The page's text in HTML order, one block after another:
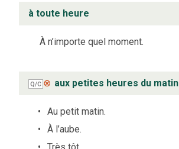
à toute heure
À n’importe quel moment.
Q/C ⊗ aux petites heures du matin
Au petit matin.
À l’aube.